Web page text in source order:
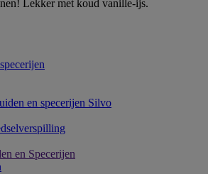
Lekker met koud vanille-ijs.
en specerijen Silvo
en Specerijen